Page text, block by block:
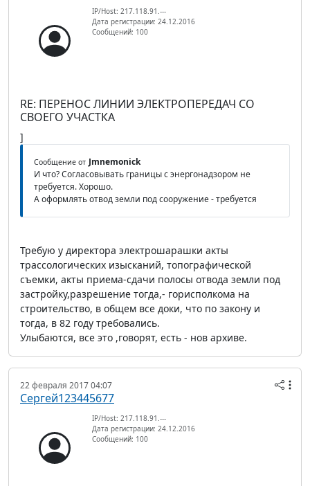
IP/Host: 217.118.91.---
Дата регистрации: 24.12.2016
Сообщений: 100
RE: ПЕРЕНОС ЛИНИИ ЭЛЕКТРОПЕРЕДАЧ СО
СВОЕГО УЧАСТКА
]
Сообщение от Jmnemonick
И что? Согласовывать границы с энергонадзором не
требуется. Хорошо.
А оформлять отвод земли под сооружение - требуется
Требую у директора электрошарашки акты
трассологических изысканий, топографической
съемки, акты приема-сдачи полосы отвода земли под
застройку,разрешение тогда,- горисполкома на
строительство, в общем все доки, что по закону и
тогда, в 82 году требовались.
Улыбаются, все это ,говорят, есть - нов архиве.
22 февраля 2017 04:07
Сергей123445677
IP/Host: 217.118.91.---
Дата регистрации: 24.12.2016
Сообщений: 100